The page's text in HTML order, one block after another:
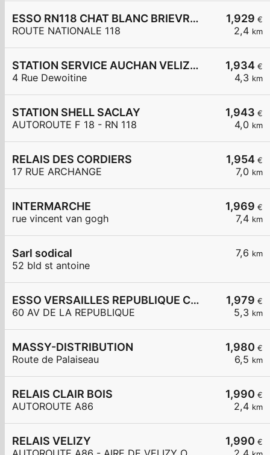
1,929 €
2,4 km
ESSO RN118 CHAT BLANC BRIEVRES
ROUTE NATIONALE 118
1,934 €
4,3 km
STATION SERVICE AUCHAN VELIZY 2
4 Rue Dewoitine
1,943 €
4,0 km
STATION SHELL SACLAY
AUTOROUTE F 18 - RN 118
1,954 €
7,0 km
RELAIS DES CORDIERS
17 RUE ARCHANGE
1,969 €
7,4 km
INTERMARCHE
rue vincent van gogh
7,6 km
Sarl sodical
52 bld st antoine
1,979 €
5,3 km
ESSO VERSAILLES REPUBLIQUE Carrefour Express
60 AV DE LA REPUBLIQUE
1,980 €
6,5 km
MASSY-DISTRIBUTION
Route de Palaiseau
1,990 €
2,4 km
RELAIS CLAIR BOIS
AUTOROUTE A86
1,990 €
RELAIS VELIZY